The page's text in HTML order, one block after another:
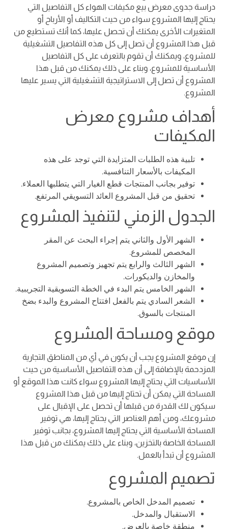
دراسة جدوى معرض بيع مكيفات الهواء كل التفاصيل التي
يحتاج إليها المشروع سواء من حيث التكاليف أو الأرباح أو
المتغيرات الأخرى يمكنك أن تحصل عليها، كما أنك تستطيع من
قبل هذا المشروع أن تصل إلى كل هذه التفاصيل التشغيلية
للمشروع، ويمكنك أن تقوم بالتعرف على كل التفاصيل
الأساسية للمشروع، وبناء على ذلك يمكنك من قبل هذا
المشروع أن تصل إلى الاستراتيجية التشغيلية التي يسير عليها
المشروع.
أهداف مشروع معرض
المكيفات
تلبية هذه الطلبات المتزايدة التي توجد على هذه
المكيفات بالأسعار التنافسية.
توفير بجانب المنتجات قطع الغيار التي يتطلبها العملاء.
تحقيق من قبل المشروع العائد التسويقي المرتفع.
الجدول الزمني لتنفيذ المشروع
الشهر الأول والثاني يتم إجراء البحث عن المقر
المخصص للمشروع.
الشهر الثالث والرابع يتم تجهيز وتصميم المشروع
والمخازن والديكورات.
الشهر الخامس يتم البدء في الخطة التسويقية التجريبية.
الشعر السادي يتم بالفعل افتتاح المشروع والبدء بضخ
المنتجات بالسوق.
موقع ومساحة المشروع
إن موقع المشروع يجب أن يكون في أي من المناطق التجارية
المزدحمة بالإضافة إلى أن هذه التفاصيل الأساسية من حيث
الأساسيات التي يحتاج إليها المشروع سواء كانت هذا الموقع أو
المساحة التي يمكن أن تحتاج إليها من قبل هذا المشروع
سيكون لك القدرة من قبلها أن تحصل على الإقبال على
مشروعك، ومن أهم العناصر التي يحتاج إليها، هي توفير
المساحة الأساسية التي يحتاج إليها المشروع، بجانب توفير
المساحة الخاصة بالتخزين، وبناء على ذلك يمكنك من قبل هذا
المشروع أن تبدأ بالعمل.
تصميم المشروع
تصميم المدخل الخاص بالمشروع.
الاستقبال والمدخل.
منطقة خاصة بالعرض.